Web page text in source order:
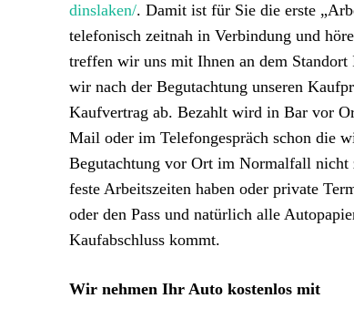
dinslaken/. Damit ist für Sie die erste
telefonisch zeitnah in Verbindung und
treffen wir uns mit Ihnen an dem
wir nach der Begutachtung unseren
Kaufvertrag ab. Bezahlt wird in Bar vor
Mail oder im Telefongespräch schon die
Begutachtung vor Ort im Normalfall
feste Arbeitszeiten haben oder private
oder den Pass und natürlich alle
Kaufabschluss kommt.
Wir nehmen Ihr Auto kostenlos mit